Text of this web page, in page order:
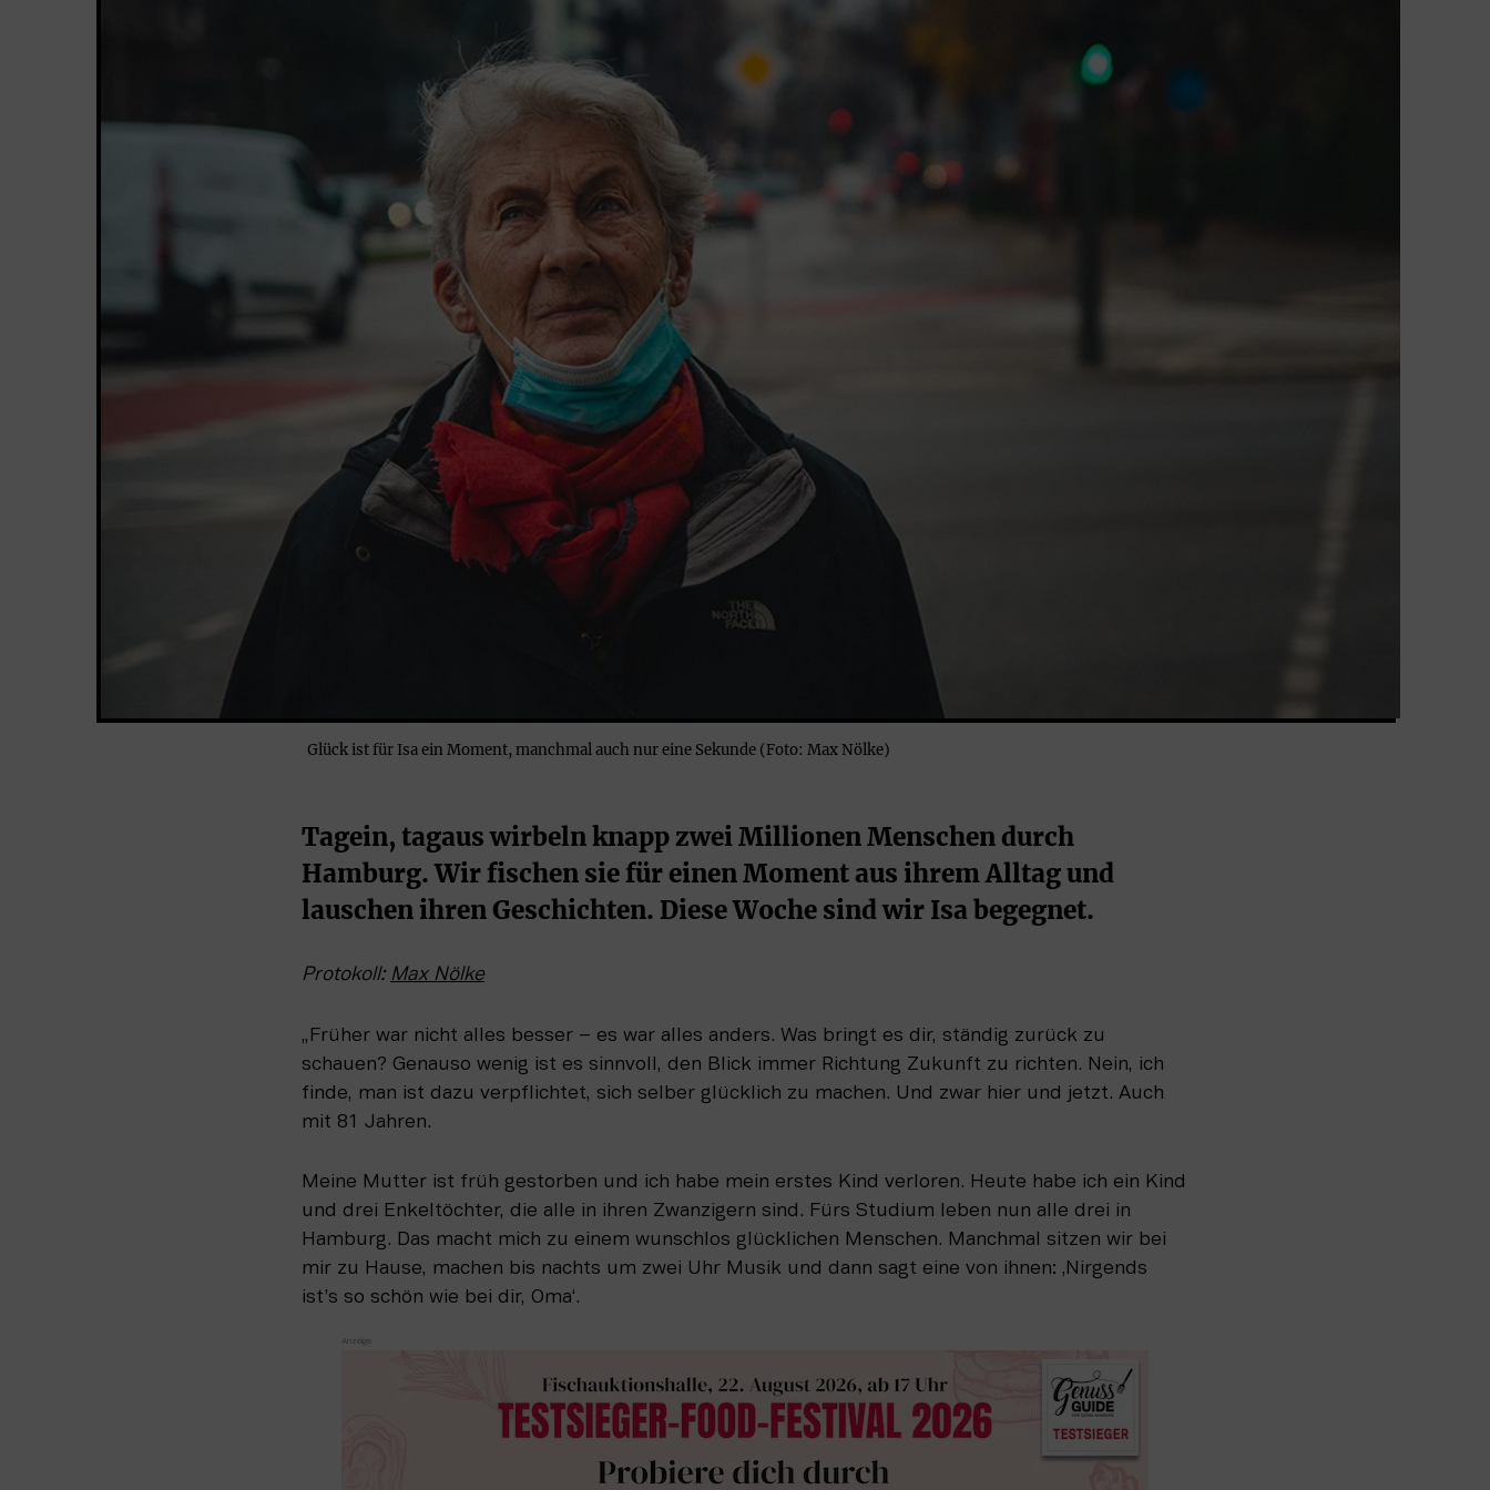
Glück ist für Isa ein Moment, manchmal auch nur eine Sekunde (Foto: Max Nölke)
Tagein, tagaus wirbeln knapp zwei Millionen Menschen durch
Hamburg. Wir fischen sie für einen Moment aus ihrem Alltag und
lauschen ihren Geschichten. Diese Woche sind wir Isa begegnet.
Protokoll: Max Nölke
„Früher war nicht alles besser – es war alles anders. Was bringt es dir, ständig zurück zu
schauen? Genauso wenig ist es sinnvoll, den Blick immer Richtung Zukunft zu richten. Nein, ich
finde, man ist dazu verpflichtet, sich selber glücklich zu machen. Und zwar hier und jetzt. Auch
mit 81 Jahren.
Meine Mutter ist früh gestorben und ich habe mein erstes Kind verloren. Heute habe ich ein Kind
und drei Enkeltöchter, die alle in ihren Zwanzigern sind. Fürs Studium leben nun alle drei in
Hamburg. Das macht mich zu einem wunschlos glücklichen Menschen. Manchmal sitzen wir bei
mir zu Hause, machen bis nachts um zwei Uhr Musik und dann sagt eine von ihnen: ‚Nirgends
ist’s so schön wie bei dir, Oma‘.